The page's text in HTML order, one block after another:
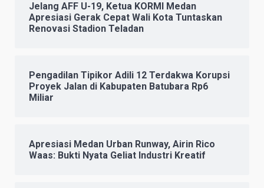
Jelang AFF U-19, Ketua KORMI Medan
Apresiasi Gerak Cepat Wali Kota Tuntaskan
Renovasi Stadion Teladan
Pengadilan Tipikor Adili 12 Terdakwa Korupsi
Proyek Jalan di Kabupaten Batubara Rp6
Miliar
Apresiasi Medan Urban Runway, Airin Rico
Waas: Bukti Nyata Geliat Industri Kreatif